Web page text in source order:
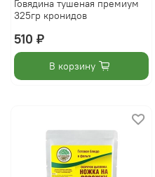
Говядина тушеная премиум
325гр кронидов
510 ₽
В корзину